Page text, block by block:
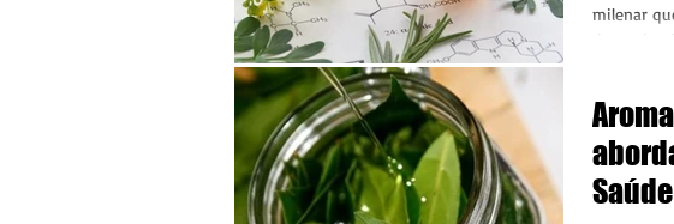
milenar